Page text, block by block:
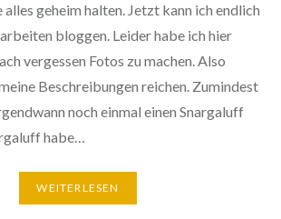
alles geheim halten. Jetzt kann ich endlich
bloggen. Leider habe ich hier
vergessen Fotos zu machen. Also
Beschreibungen reichen. Zumindest
noch einmal einen Snargaluff
habe…
WEITERLESEN